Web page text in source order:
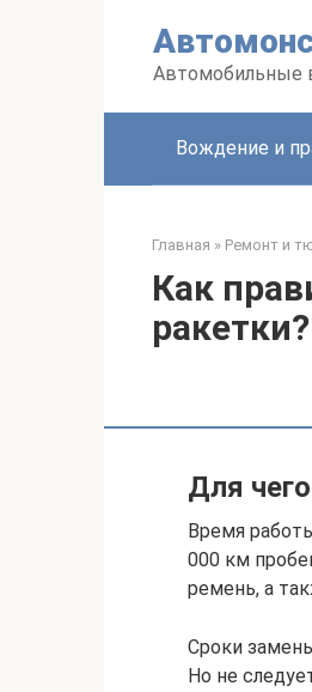
Автомобильные
Вождение и
Главная » Ремонт и
Как
ракетки?
Для
Время
000 км
ремень, а
Сроки
Но не